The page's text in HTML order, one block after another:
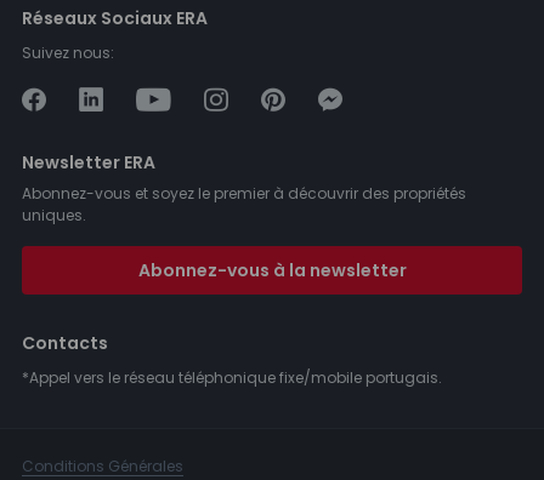
Réseaux Sociaux ERA
Suivez nous:
Newsletter ERA
Abonnez-vous et soyez le premier à découvrir des propriétés
uniques.
Abonnez-vous à la newsletter
Contacts
*Appel vers le réseau téléphonique fixe/mobile portugais.
Conditions Générales